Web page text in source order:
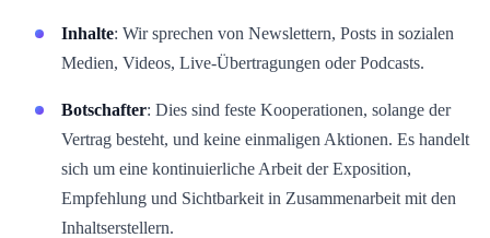
Inhalte: Wir sprechen von Newslettern, Posts in sozialen
Medien, Videos, Live-Übertragungen oder Podcasts.
Botschafter: Dies sind feste Kooperationen, solange der
Vertrag besteht, und keine einmaligen Aktionen. Es handelt
sich um eine kontinuierliche Arbeit der Exposition,
Empfehlung und Sichtbarkeit in Zusammenarbeit mit den
Inhaltserstellern.